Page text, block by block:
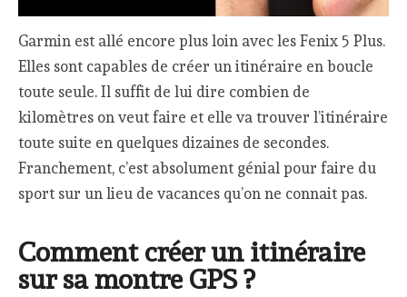
Garmin est allé encore plus loin avec les Fenix 5 Plus.
Elles sont capables de créer un itinéraire en boucle
toute seule. Il suffit de lui dire combien de
kilomètres on veut faire et elle va trouver l’itinéraire
toute suite en quelques dizaines de secondes.
Franchement, c’est absolument génial pour faire du
sport sur un lieu de vacances qu’on ne connait pas.
Comment créer un itinéraire
sur sa montre GPS ?